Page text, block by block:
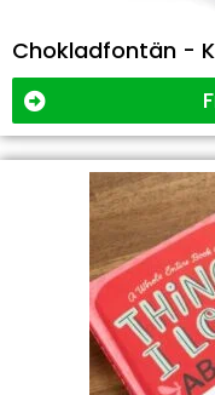
Chokladfontän -